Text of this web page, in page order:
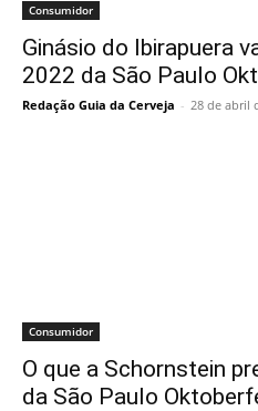
Consumidor
Ginásio do Ibirapuera
2022 da São Paulo
Redação Guia da Cerveja - 28 de abril
Consumidor
O que a Schornstein
da São Paulo